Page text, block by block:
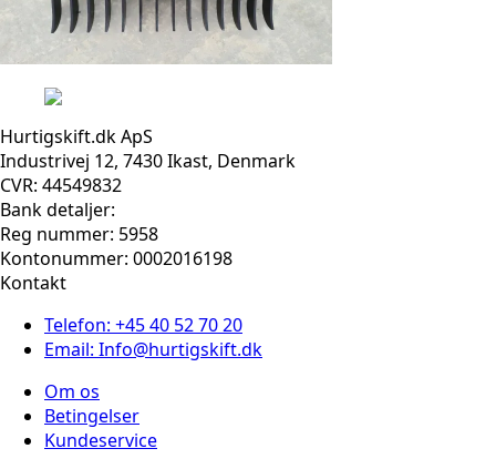
Hurtigskift.dk ApS
Industrivej 12, 7430 Ikast, Denmark
CVR: 44549832
Bank detaljer:
Reg nummer: 5958
Kontonummer: 0002016198
Kontakt
Telefon: +45 40 52 70 20
Email: Info@hurtigskift.dk
Om os
Betingelser
Kundeservice